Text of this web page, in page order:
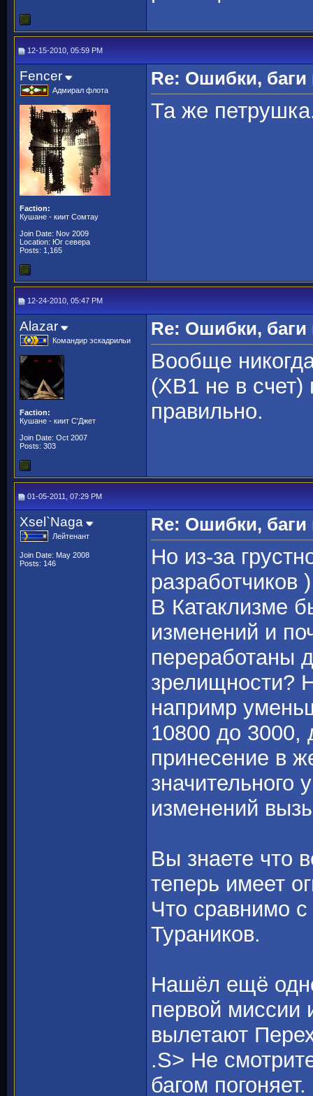
12-15-2010, 05:59 PM
Fencer
Адмирал флота
Faction:
Кушане - киит Сомтау
Join Date: Nov 2009
Location: Юг севера
Posts: 1,165
Re: Ошибки, баги
Та же
12-24-2010, 05:47 PM
Alazar
Командир эскадрильи
Faction:
Кушане - киит С'Джет
Join Date: Oct 2007
Posts: 303
Re: Ошибки, баги
Вообще
(ХВ1 не в счет)
правильно.
01-05-2011, 07:29 PM
Xsel`Naga
Лейтенант
Join Date: May 2008
Posts: 146
Re: Ошибки, баги
Но из-за
разработчиков
В Катаклизме
изменений и
переработаны
зрелищности?
напримр
10800 до 3000,
принесение в
значительного
изменений
Вы знаете что
теперь имеет
Что сравнимо с
Тураников.
Нашёл ещё
первой миссии
вылетают
.S> Не
багом погоняет.